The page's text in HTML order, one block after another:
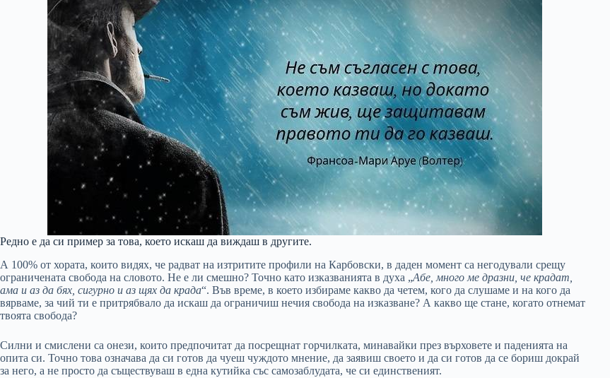
Редно е да си пример за това, което искаш да виждаш в другите.
А 100% от хората, които видях, че радват на изтритите профили на Карбовски, в даден момент са негодували срещу
ограничената свобода на словото. Не е ли смешно? Точно като изказванията в духа „Абе, много ме дразни, че крадат,
ама и аз да бях, сигурно и аз щях да крада“. Във време, в което избираме какво да четем, кого да слушаме и на кого да
вярваме, за чий ти е притрябвало да искаш да ограничиш нечия свобода на изказване? А какво ще стане, когато отнемат
твоята свобода?
Силни и смислени са онези, които предпочитат да посрещнат горчилката, минавайки през върховете и паденията на
опита си. Точно това означава да си готов да чуеш чуждото мнение, да заявиш своето и да си готов да се бориш докрай
за него, а не просто да съществуваш в една кутийка със самозаблудата, че си единственият.